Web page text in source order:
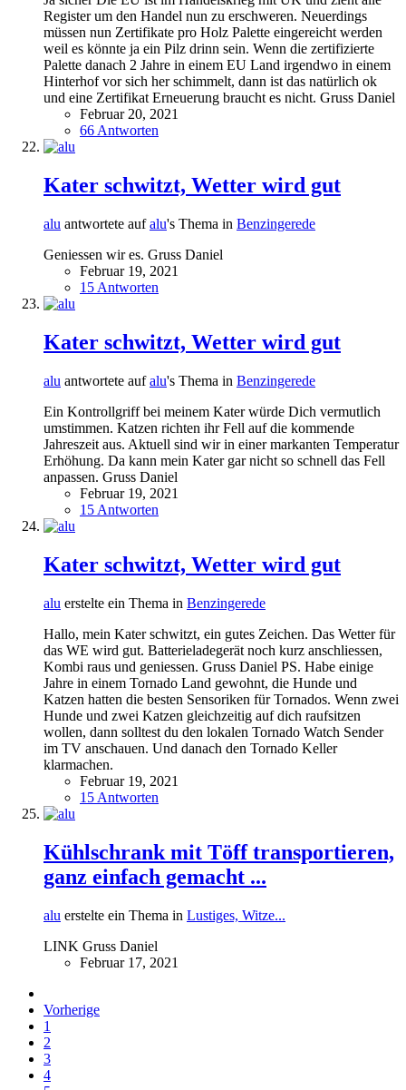
Register um den Handel nun zu erschweren. Neuerdings
müssen nun Zertifikate pro Holz Palette eingereicht werden
weil es könnte ja ein Pilz drinn sein. Wenn die zertifizierte
Palette danach 2 Jahre in einem EU Land irgendwo in einem
Hinterhof vor sich her schimmelt, dann ist das natürlich ok
und eine Zertifikat Erneuerung braucht es nicht. Gruss Daniel
Februar 20, 2021
66 Antworten
Kater schwitzt, Wetter wird gut
alu antwortete aufalu's Thema in Benzingerede
Geniessen wir es. Gruss Daniel
Februar 19, 2021
15 Antworten
Kater schwitzt, Wetter wird gut
alu antwortete aufalu's Thema in Benzingerede
Ein Kontrollgriff bei meinem Kater würde Dich vermutlich
umstimmen. Katzen richten ihr Fell auf die kommende
Jahreszeit aus. Aktuell sind wir in einer markanten Temperatur
Erhöhung. Da kann mein Kater gar nicht so schnell das Fell
anpassen. Gruss Daniel
Februar 19, 2021
15 Antworten
Kater schwitzt, Wetter wird gut
alu erstelte ein Thema in Benzingerede
Hallo, mein Kater schwitzt, ein gutes Zeichen. Das Wetter für
das WE wird gut. Batterieladegerät noch kurz anschliessen,
Kombi raus und geniessen. Gruss Daniel PS. Habe einige
Jahre in einem Tornado Land gewohnt, die Hunde und
Katzen hatten die besten Sensoriken für Tornados. Wenn zwei
Hunde und zwei Katzen gleichzeitig auf dich raufsitzen
wollen, dann solltest du den lokalen Tornado Watch Sender
im TV anschauen. Und danach den Tornado Keller
klarmachen.
Februar 19, 2021
15 Antworten
Kühlschrank mit Töff transportieren,
ganz einfach gemacht ...
alu erstelte ein Thema in Lustiges, Witze...
LINK Gruss Daniel
Februar 17, 2021
Vorherige
1
2
3
4